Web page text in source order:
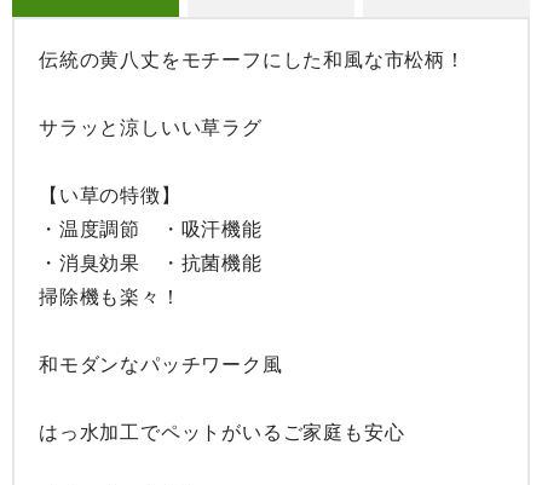
伝統の黄八丈をモチーフにした和風な市松柄！
サラッと涼しいい草ラグ
【い草の特徴】
・温度調節　・吸汗機能
・消臭効果　・抗菌機能
掃除機も楽々！
和モダンなパッチワーク風
はっ水加工でペットがいるご家庭も安心